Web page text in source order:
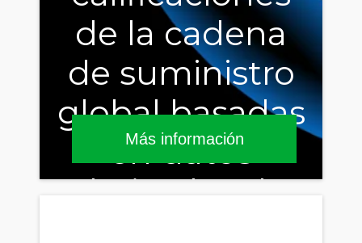
de la cadena
de suministro
global basadas
en datos
derivados de
Más información